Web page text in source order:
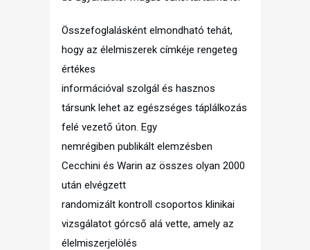
Összefoglalásként elmondható tehát,
hogy az élelmiszerek címkéje rengeteg
értékes
információval szolgál és hasznos
társunk lehet az egészséges táplálkozás
felé vezető úton. Egy
nemrégiben publikált elemzésben
Cecchini és Warin az összes olyan 2000
után elvégzett
randomizált kontroll csoportos klinikai
vizsgálatot górcső alá vette, amely az
élelmiszerjelölés